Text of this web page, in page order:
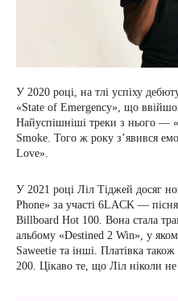
У 2020 році, на тлі успіху
«State of Emergency», що
Найуспішніші треки з нього —
Smoke. Того ж року з’явився
Love».
У 2021 році Ліл Тіджей досяг
Phone» за участі 6LACK —
Billboard Hot 100. Вона стала
альбому «Destined 2 Win», у
Saweetie та інші. Платівка
200. Цікаво те, що Ліл ніколи не